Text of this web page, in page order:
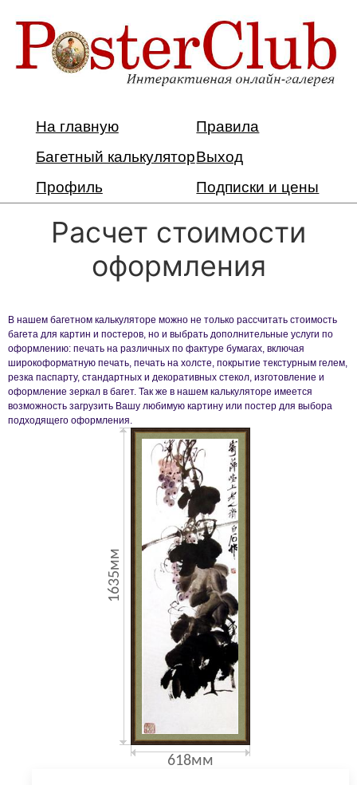
На главную
Правила
Багетный калькуляторВыход
Профиль
Подписки и цены
Расчет стоимости
оформления
В нашем багетном калькуляторе можно не только рассчитать стоимость
багета для картин и постеров, но и выбрать дополнительные услуги по
оформлению: печать на различных по фактуре бумагах, включая
широкоформатную печать, печать на холсте, покрытие текстурным гелем,
резка паспарту, стандартных и декоративных стекол, изготовление и
оформление зеркал в багет. Так же в нашем калькуляторе имеется
возможность загрузить Вашу любимую картину или постер для выбора
подходящего оформления.
1635мм
618мм